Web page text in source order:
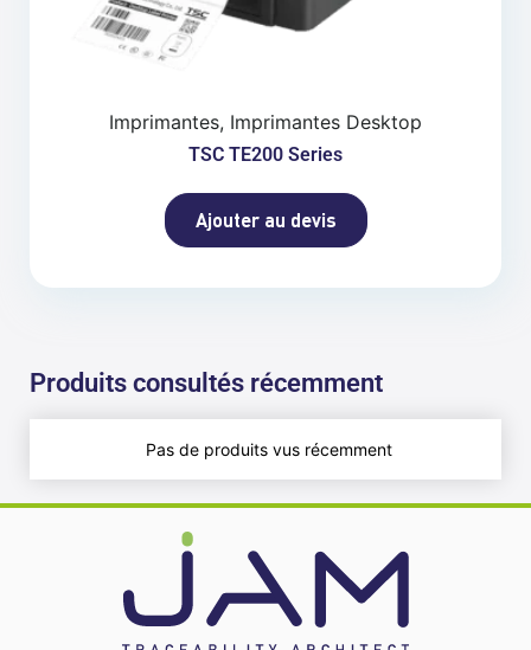
Imprimantes, Imprimantes Desktop
TSC TE200 Series
Ajouter au devis
Produits consultés récemment
Pas de produits vus récemment